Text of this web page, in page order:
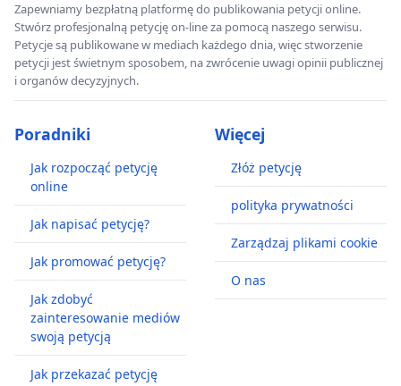
Zapewniamy bezpłatną platformę do publikowania petycji online.
Stwórz profesjonalną petycję on-line za pomocą naszego serwisu.
Petycje są publikowane w mediach każdego dnia, więc stworzenie
petycji jest świetnym sposobem, na zwrócenie uwagi opinii publicznej
i organów decyzyjnych.
Poradniki
Jak rozpocząć petycję
online
Jak napisać petycję?
Jak promować petycję?
Jak zdobyć
zainteresowanie mediów
swoją petycją
Jak przekazać petycję
Więcej
Złóż petycję
polityka prywatności
Zarządzaj plikami cookie
O nas